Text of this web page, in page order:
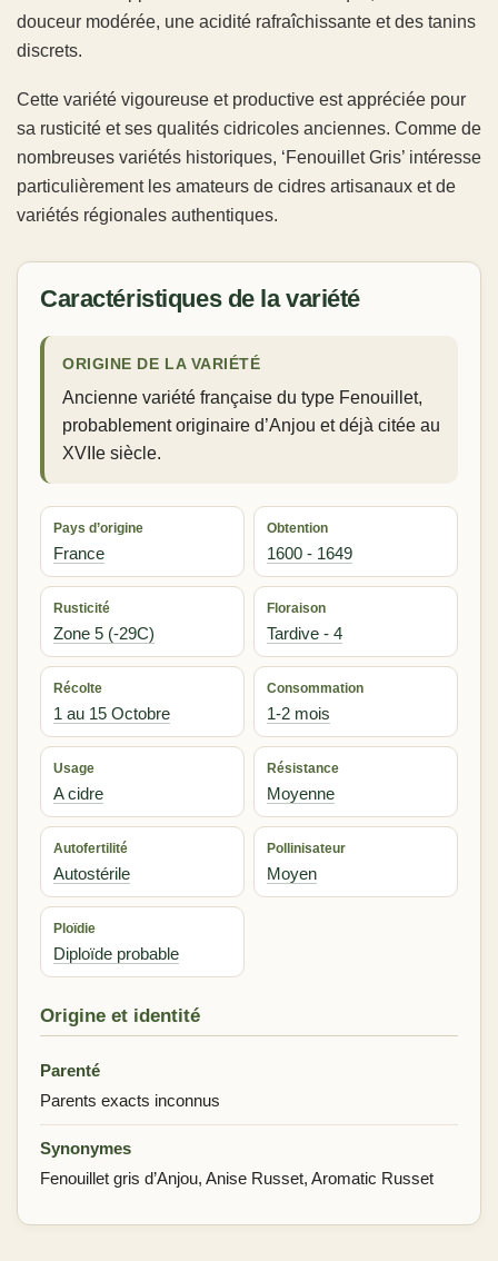
douceur modérée, une acidité rafraîchissante et des tanins
discrets.
Cette variété vigoureuse et productive est appréciée pour
sa rusticité et ses qualités cidricoles anciennes. Comme de
nombreuses variétés historiques, ‘Fenouillet Gris’ intéresse
particulièrement les amateurs de cidres artisanaux et de
variétés régionales authentiques.
Caractéristiques de la variété
ORIGINE DE LA VARIÉTÉ
Ancienne variété française du type Fenouillet,
probablement originaire d’Anjou et déjà citée au
XVIIe siècle.
Pays d’origine
France
Obtention
1600 - 1649
Rusticité
Zone 5 (-29C)
Floraison
Tardive - 4
Récolte
1 au 15 Octobre
Consommation
1-2 mois
Usage
A cidre
Résistance
Moyenne
Autofertilité
Autostérile
Pollinisateur
Moyen
Ploïdie
Diploïde probable
Origine et identité
Parenté
Parents exacts inconnus
Synonymes
Fenouillet gris d’Anjou, Anise Russet, Aromatic Russet